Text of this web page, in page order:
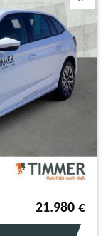
21.980 €